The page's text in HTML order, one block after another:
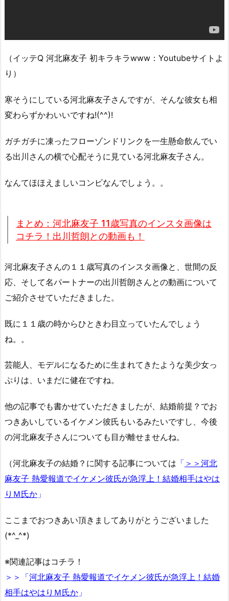
（イッテQ 河北麻友子 初キラキラwww：Youtubeサイトよ
り）
寒そうにしている河北麻友子さんですが、そんな彼女も相
変わらずかわいいですね!(^^)!
ガチガチに凍ったフローゾンドリンクを一生懸命飲んでい
る出川さんの横で心配そうに見ている河北麻友子さん。
なんてほほえましいコンビなんでしょう。。
まとめ：河北麻友子 11歳写真のインスタ画像は
コチラ！出川哲朗との動画も！
河北麻友子さんの１１歳写真のインスタ画像と、世間の反
応、そして名パートナーの出川哲朗さんとの動画について
ご紹介させていただきました。
既に１１歳の時からひときわ目立っていたんでしょう
ね。。
芸能人、モデルになるために生まれてきたような美少女っ
ぷりは、いまだに健在ですね。
他の記事でも書かせていただきましたが、結婚前提？でお
つきあいしているイケメン彼氏もいるみたいですし、今後
の河北麻友子さんについても目が離せませんね。
（河北麻友子の結婚？に関する記事については 「 ＞＞河北
麻友子 熱愛報道でイケメン彼氏が急浮上！結婚相手はやは
りＭ氏か 」
ここまでおつきあい頂きましてありがとうございました
(*^_^*)
※関連記事はコチラ！
＞＞「河北麻友子 熱愛報道でイケメン彼氏が急浮上！結婚
相手はやはりＭ氏か 」